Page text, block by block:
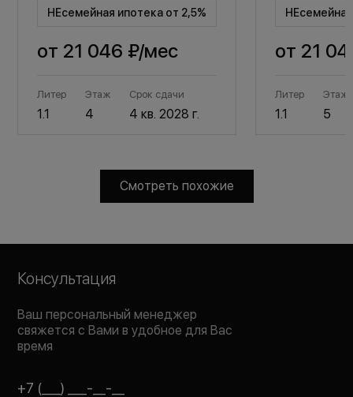
НЕсемейная ипотека от 2,5%
от 21 046 ₽/мес
Литер
1.1
Этаж
4
Срок сдачи
4 кв. 2028 г.
от 21
Литер
1.1
Этаж
5
Смотреть похожие
Консультация
Ваш персональный менеджер
свяжется с Вами в удобное для Вас
время